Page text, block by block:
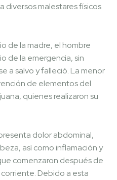
diversos malestares físicos
de la madre, el hombre
de la emergencia, sin
a salvo y falleció. La menor
de elementos del
quienes realizaron su
dolor abdominal,
así como inflamación y
comenzaron después de
Debido a esta